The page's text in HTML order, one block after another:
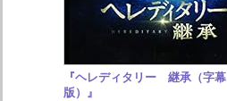
『ヘレディタリー 継承（字幕
版）』